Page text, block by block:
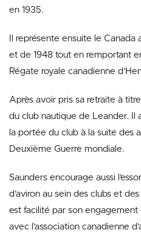
en 1935.
Il représente ensuite le
et de 1948 tout en remportant
Régate royale canadienne
Après avoir pris sa retraite à
du club nautique de Leander. Il
la portée du club à la suite des
Deuxième Guerre mondiale.
Saunders encourage aussi
d’aviron au sein des clubs et
est facilité par son
avec l’association canadienne